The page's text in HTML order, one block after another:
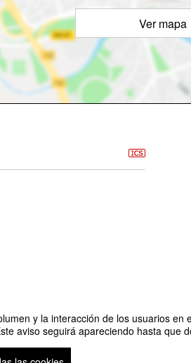
y la interacción de los usuarios
aviso seguirá apareciendo hasta
Ver mapa